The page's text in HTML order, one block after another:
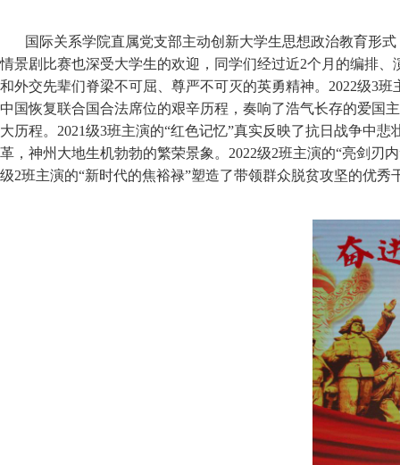
国际关系学院直属党支部主动创新大学生思想政治教育形
情景剧比赛也深受大学生的欢迎，同学们经过近2个月的编排
和外交先辈们脊梁不可屈、尊严不可灭的英勇精神。2022级3
中国恢复联合国合法席位的艰辛历程，奏响了浩气长存的爱国
大历程。2021级3班主演的“红色记忆”真实反映了抗日战争中
革，神州大地生机勃勃的繁荣景象。2022级2班主演的“亮剑刃
级2班主演的“新时代的焦裕禄”塑造了带领群众脱贫攻坚的优